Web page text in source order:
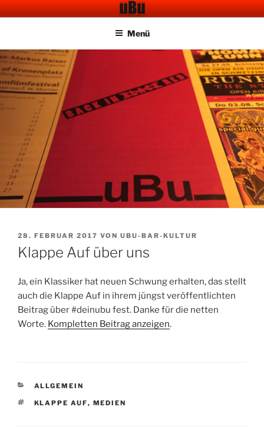
Zum
InhaltUBU CAFE BAR
Menü
VERÖFFENTLICHT
AM
28. FEBRUAR 2017 VON UBU-BAR-KULTUR
Klappe Auf über uns
Ja, ein Klassiker hat neuen Schwung erhalten, das stellt
auch die Klappe Auf in ihrem jüngst veröffentlichten
Beitrag über #deinubu fest. Danke für die netten
Worte. Kompletten Beitrag anzeigen.
KATEGORIEN
ALLGEMEIN
SCHLAGWÖRTER
KLAPPE AUF, MEDIEN